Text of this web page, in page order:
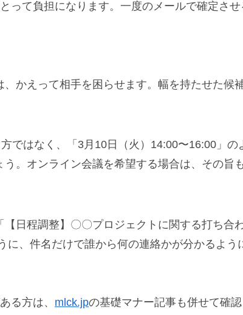
って負担になります。一度のメールで確定させ
、かえって相手を困らせます。幅を持たせた候
ではなく、「3月10日（火）14:00〜16:00」の
。オンライン会議を希望する場合は、その旨
【日程調整】〇〇プロジェクトに関する打ち合
に、件名だけで誰から何の連絡かが分かるよう
る方は、 mlck.jpの基礎マナー記事も併せて確